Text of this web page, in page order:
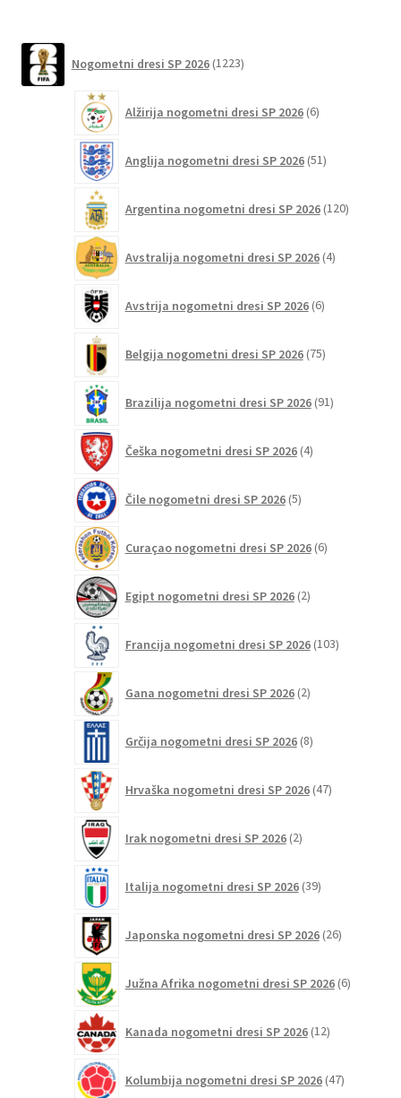
izberete
strani
Nogometni dresi SP 2026 1223izdelkov
Alžirija nogometni dresi SP 2026 6izdelkov
Anglija nogometni dresi SP 2026 51izdelkov
Argentina nogometni dresi SP 2026 120izdelkov
Avstralija nogometni dresi SP 2026 4izdelki
Avstrija nogometni dresi SP 2026 6izdelkov
Belgija nogometni dresi SP 2026 75izdelkov
Brazilija nogometni dresi SP 2026 91izdelkov
Češka nogometni dresi SP 2026 4izdelki
Čile nogometni dresi SP 2026 5izdelkov
Curaçao nogometni dresi SP 2026 6izdelkov
Egipt nogometni dresi SP 2026 2izdelka
Francija nogometni dresi SP 2026 103izdelki
Gana nogometni dresi SP 2026 2izdelka
Grčija nogometni dresi SP 2026 8izdelkov
Hrvaška nogometni dresi SP 2026 47izdelkov
Irak nogometni dresi SP 2026 2izdelka
Italija nogometni dresi SP 2026 39izdelkov
Japonska nogometni dresi SP 2026 26izdelkov
Južna Afrika nogometni dresi SP 2026 6izdelkov
Kanada nogometni dresi SP 2026 12izdelkov
Kolumbija nogometni dresi SP 2026 47izdelkov